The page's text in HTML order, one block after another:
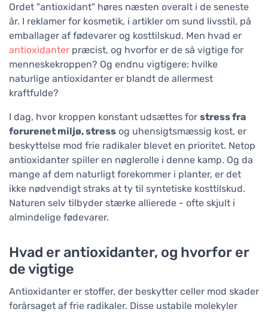
Ordet "antioxidant" høres næsten overalt i de seneste
år. I reklamer for kosmetik, i artikler om sund livsstil, på
emballager af fødevarer og kosttilskud. Men hvad er
antioxidanter præcist, og hvorfor er de så vigtige for
menneskekroppen? Og endnu vigtigere: hvilke
naturlige antioxidanter er blandt de allermest
kraftfulde?
I dag, hvor kroppen konstant udsættes for stress fra
forurenet miljø, stress og uhensigtsmæssig kost, er
beskyttelse mod frie radikaler blevet en prioritet. Netop
antioxidanter spiller en nøglerolle i denne kamp. Og da
mange af dem naturligt forekommer i planter, er det
ikke nødvendigt straks at ty til syntetiske kosttilskud.
Naturen selv tilbyder stærke allierede - ofte skjult i
almindelige fødevarer.
Hvad er antioxidanter, og hvorfor er
de vigtige
Antioxidanter er stoffer, der beskytter celler mod skader
forårsaget af frie radikaler. Disse ustabile molekyler